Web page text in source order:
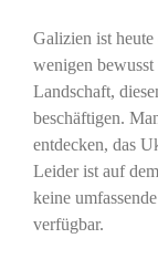
Galizien ist
wenigen
Landschaft,
beschäftigen.
entdecken, das
Leider ist auf
keine
verfügbar.